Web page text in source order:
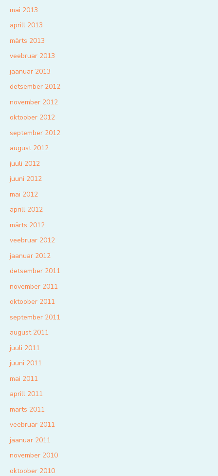
mai 2013
aprill 2013
märts 2013
veebruar 2013
jaanuar 2013
detsember 2012
november 2012
oktoober 2012
september 2012
august 2012
juuli 2012
juuni 2012
mai 2012
aprill 2012
märts 2012
veebruar 2012
jaanuar 2012
detsember 2011
november 2011
oktoober 2011
september 2011
august 2011
juuli 2011
juuni 2011
mai 2011
aprill 2011
märts 2011
veebruar 2011
jaanuar 2011
november 2010
oktoober 2010